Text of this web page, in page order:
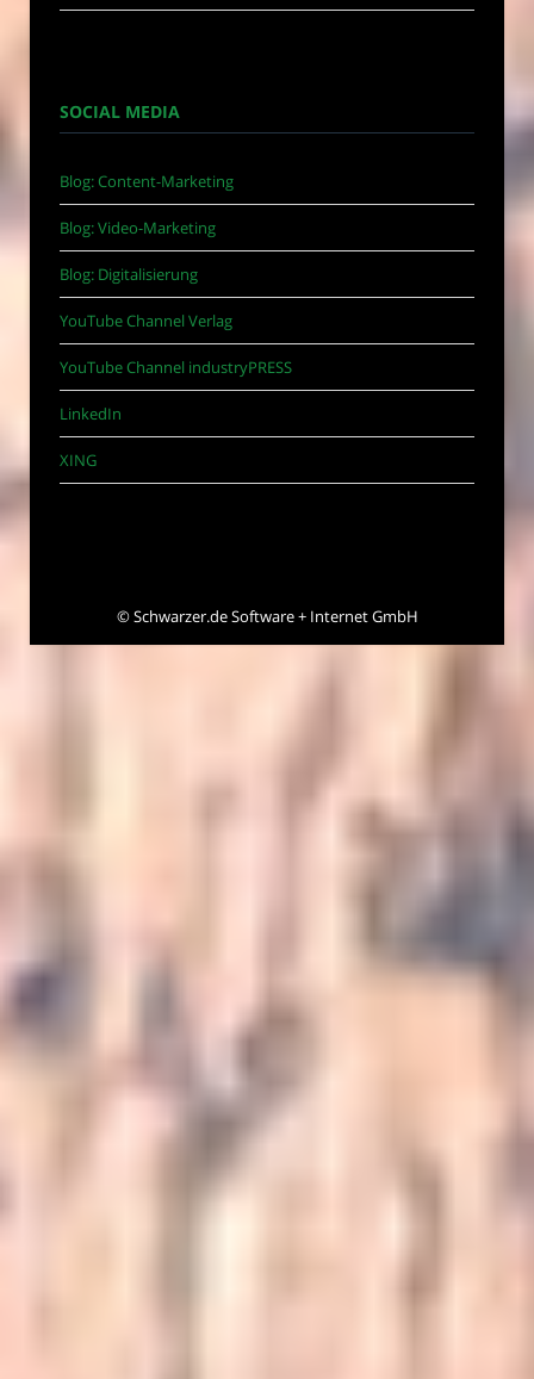
SOCIAL MEDIA
Blog: Content-Marketing
Blog: Video-Marketing
Blog: Digitalisierung
YouTube Channel Verlag
YouTube Channel industryPRESS
LinkedIn
XING
©Schwarzer.de Software + Internet GmbH